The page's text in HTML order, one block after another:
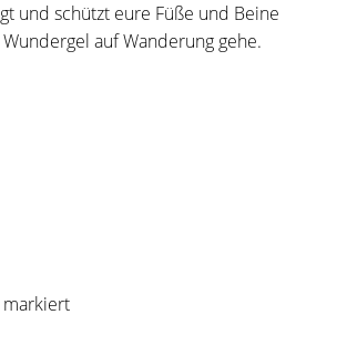
und schützt eure Füße und Beine
auf Wanderung gehe.
markiert